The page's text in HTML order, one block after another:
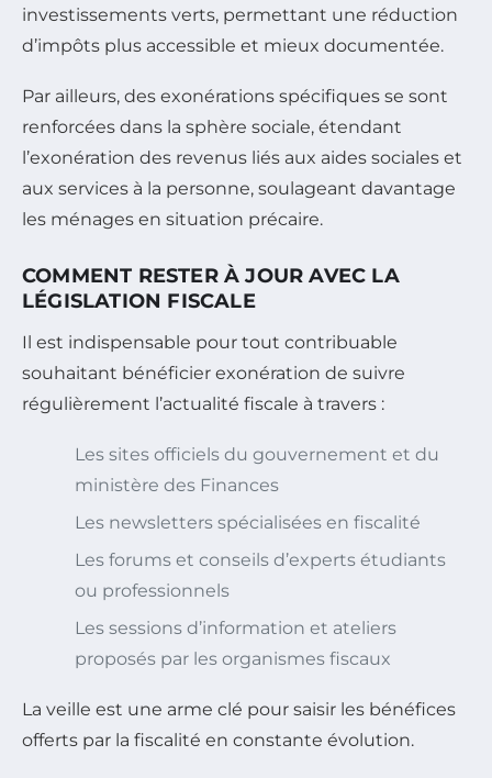
investissements verts, permettant une réduction
d’impôts plus accessible et mieux documentée.
Par ailleurs, des exonérations spécifiques se sont
renforcées dans la sphère sociale, étendant
l’exonération des revenus liés aux aides sociales et
aux services à la personne, soulageant davantage
les ménages en situation précaire.
COMMENT RESTER À JOUR AVEC LA
LÉGISLATION FISCALE
Il est indispensable pour tout contribuable
souhaitant bénéficier exonération de suivre
régulièrement l’actualité fiscale à travers :
Les sites officiels du gouvernement et du
ministère des Finances
Les newsletters spécialisées en fiscalité
Les forums et conseils d’experts étudiants
ou professionnels
Les sessions d’information et ateliers
proposés par les organismes fiscaux
La veille est une arme clé pour saisir les bénéfices
offerts par la fiscalité en constante évolution.